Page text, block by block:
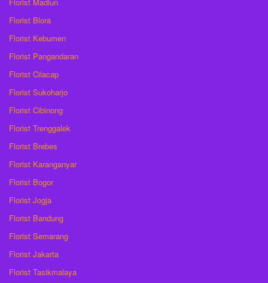
Florist Madiun
Florist Blora
Florist Kebumen
Florist Pangandaran
Florist Cilacap
Florist Sukoharjo
Florist Cibinong
Florist Trenggalek
Florist Brebes
Florist Karanganyar
Florist Bogor
Florist Jogja
Florist Bandung
Florist Semarang
Florist Jakarta
Florist Tasikmalaya